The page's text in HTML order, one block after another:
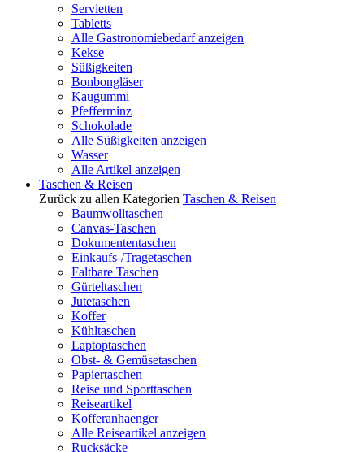
Servietten
Tabletts
Alle Gastronomiebedarf anzeigen
Kekse
Süßigkeiten
Bonbongläser
Kaugummi
Pfefferminz
Schokolade
Alle Süßigkeiten anzeigen
Wasser
Alle Artikel anzeigen
Taschen & Reisen
Zurück zu allen Kategorien Taschen & Reisen
Baumwolltaschen
Canvas-Taschen
Dokumententaschen
Einkaufs-/Tragetaschen
Faltbare Taschen
Gürteltaschen
Jutetaschen
Koffer
Kühltaschen
Laptoptaschen
Obst- & Gemüsetaschen
Papiertaschen
Reise und Sporttaschen
Reiseartikel
Kofferanhaenger
Alle Reiseartikel anzeigen
Rucksäcke